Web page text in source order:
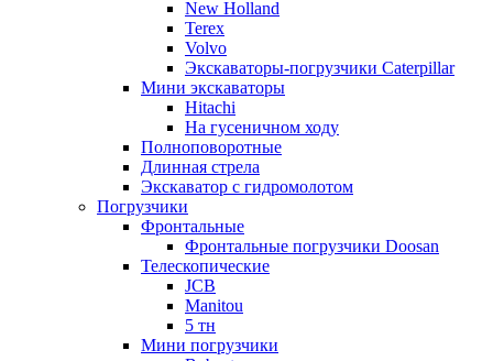
New Holland
Terex
Volvo
Экскаваторы-погрузчики Caterpillar
Мини экскаваторы
Hitachi
На гусеничном ходу
Полноповоротные
Длинная стрела
Экскаватор с гидромолотом
Погрузчики
Фронтальные
Фронтальные погрузчики Doosan
Телескопические
JCB
Manitou
5 тн
Мини погрузчики